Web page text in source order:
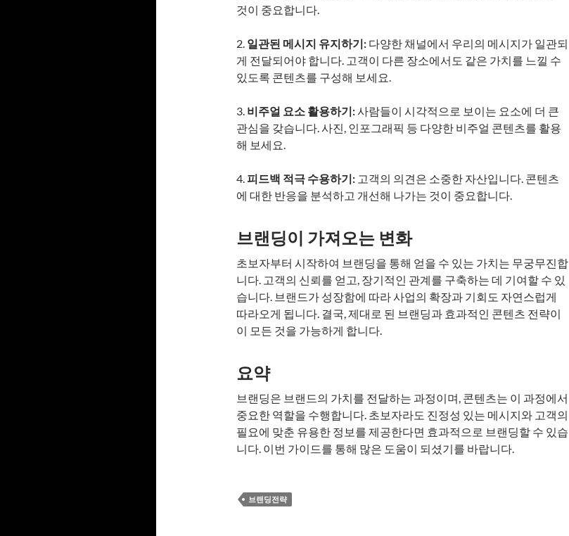
것이 중요합니다.
2. 일관된 메시지 유지하기: 다양한 채널에서 우리의 메시지가 일관되
게 전달되어야 합니다. 고객이 다른 장소에서도 같은 가치를 느낄 수
있도록 콘텐츠를 구성해 보세요.
3. 비주얼 요소 활용하기:사람들이 시각적으로 보이는 요소에 더 큰
관심을 갖습니다. 사진, 인포그래픽 등 다양한 비주얼 콘텐츠를 활용
해 보세요.
4.피드백 적극 수용하기: 고객의 의견은 소중한 자산입니다. 콘텐츠
에 대한 반응을 분석하고 개선해 나가는 것이 중요합니다.
브랜딩이 가져오는 변화
초보자부터 시작하여 브랜딩을 통해 얻을 수 있는 가치는 무궁무진합
니다. 고객의 신뢰를 얻고, 장기적인 관계를 구축하는 데 기여할 수 있
습니다. 브랜드가 성장함에 따라 사업의 확장과 기회도 자연스럽게
따라오게 됩니다. 결국, 제대로 된 브랜딩과 효과적인 콘텐츠 전략이
이 모든 것을 가능하게 합니다.
요약
브랜딩은 브랜드의 가치를 전달하는 과정이며, 콘텐츠는 이 과정에서
중요한 역할을 수행합니다. 초보자라도 진정성 있는 메시지와 고객의
필요에 맞춘 유용한 정보를 제공한다면 효과적으로 브랜딩할 수 있습
니다. 이번 가이드를 통해 많은 도움이 되셨기를 바랍니다.
브랜딩전략